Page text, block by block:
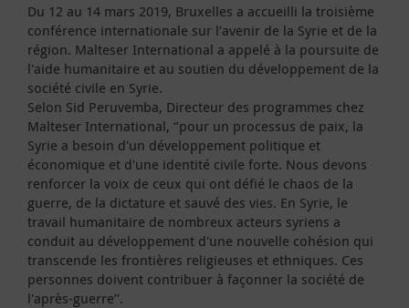
Du 12 au 14 mars 2019, Bruxelles a accueilli la troisième
conférence internationale sur l’avenir de la Syrie et de la
région. Malteser International a appelé à la poursuite de
l'aide humanitaire et au soutien du développement de la
société civile en Syrie.
Selon Sid Peruvemba, Directeur des programmes chez
Malteser International, ‘’pour un processus de paix, la
Syrie a besoin d'un développement politique et
économique et d'une identité civile forte. Nous devons
renforcer la voix de ceux qui ont défié le chaos de la
guerre, de la dictature et sauvé des vies. En Syrie, le
travail humanitaire de nombreux acteurs syriens a
conduit au développement d'une nouvelle cohésion qui
transcende les frontières religieuses et ethniques. Ces
personnes doivent contribuer à façonner la société de
l'après-guerre’’.